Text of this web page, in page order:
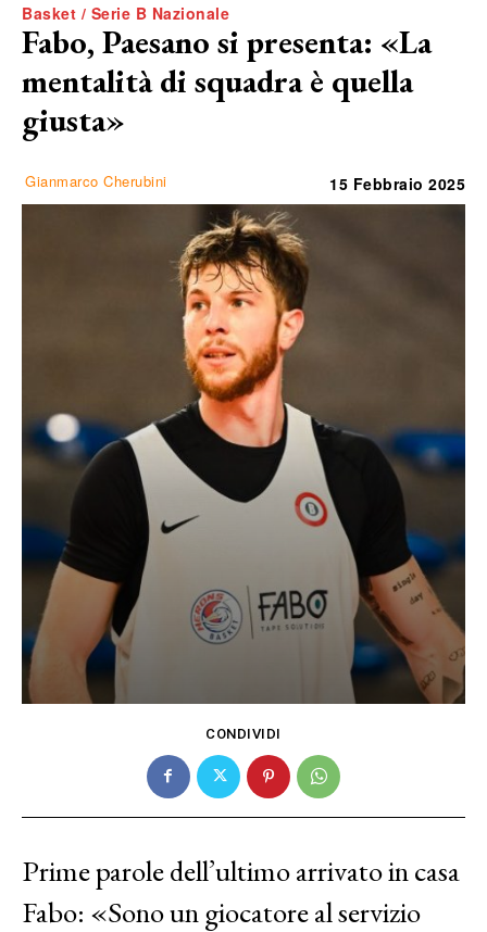
Basket / Serie B Nazionale
Fabo, Paesano si presenta: «La
mentalità di squadra è quella
giusta»
Gianmarco Cherubini 15 Febbraio 2025
CONDIVIDI
Prime parole dell’ultimo arrivato in casa
Fabo: «Sono un giocatore al servizio